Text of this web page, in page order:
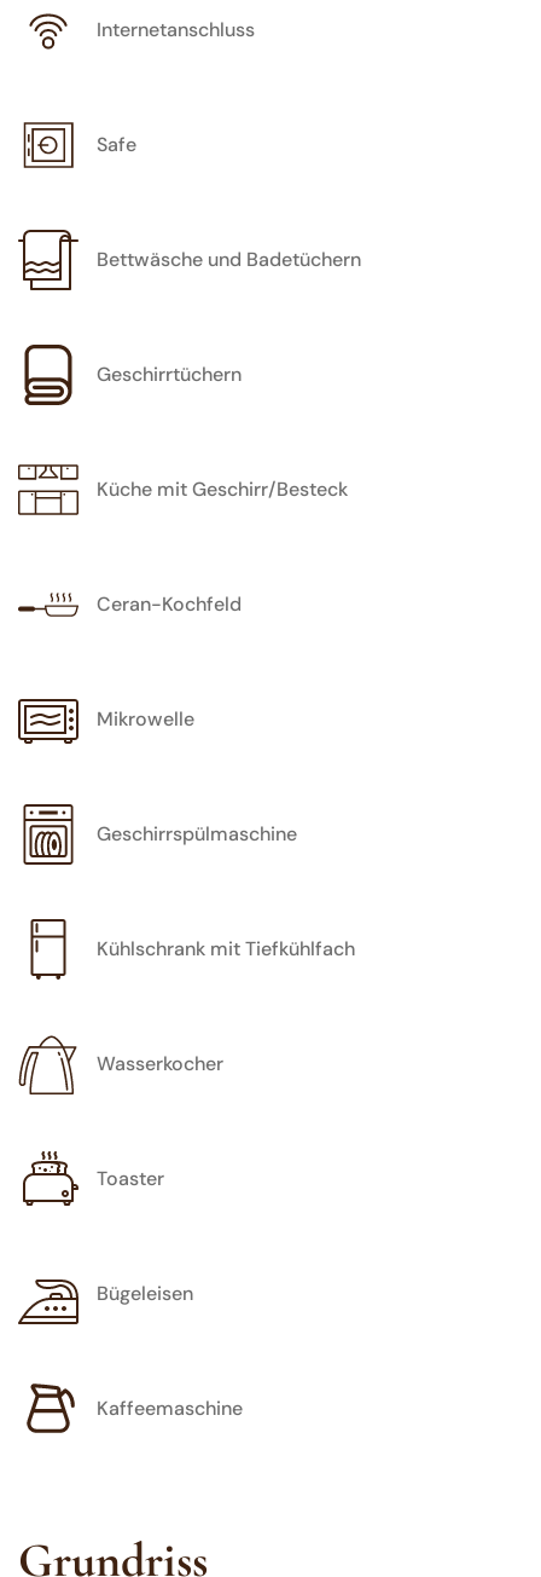
Internetanschluss
Safe
Bettwäsche und Badetüchern
Geschirrtüchern
Küche mit Geschirr/Besteck
Ceran-Kochfeld
Mikrowelle
Geschirrspülmaschine
Kühlschrank mit Tiefkühlfach
Wasserkocher
Toaster
Bügeleisen
Kaffeemaschine
Grundriss